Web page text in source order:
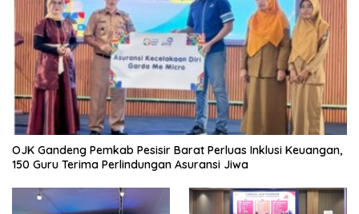
OJK Gandeng Pemkab Pesisir Barat Perluas Inklusi Keuangan,
150 Guru Terima Perlindungan Asuransi Jiwa